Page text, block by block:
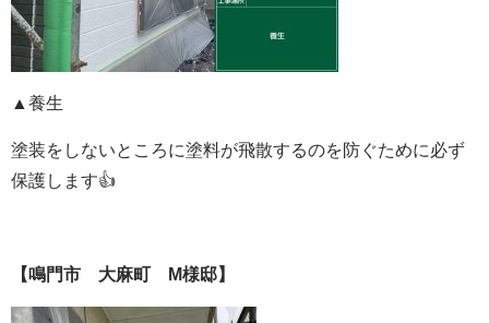
▲養生
塗装をしないところに塗料が飛散するのを防ぐために必ず
保護します👍
【鳴門市 大麻町 M様邸】